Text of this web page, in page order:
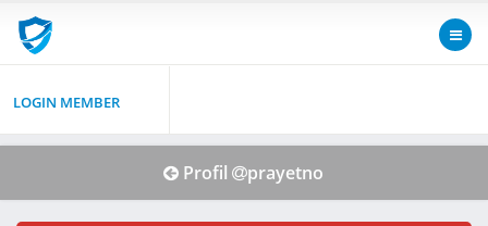
LOGIN MEMBER
Profil prayetno